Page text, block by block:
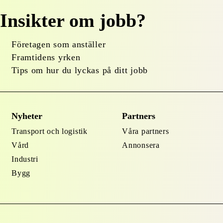
Insikter om jobb?
Företagen som anställer
Framtidens yrken
Tips om hur du lyckas på ditt jobb
Nyheter
Transport och logistik
Vård
Industri
Bygg
Partners
Våra partners
Annonsera